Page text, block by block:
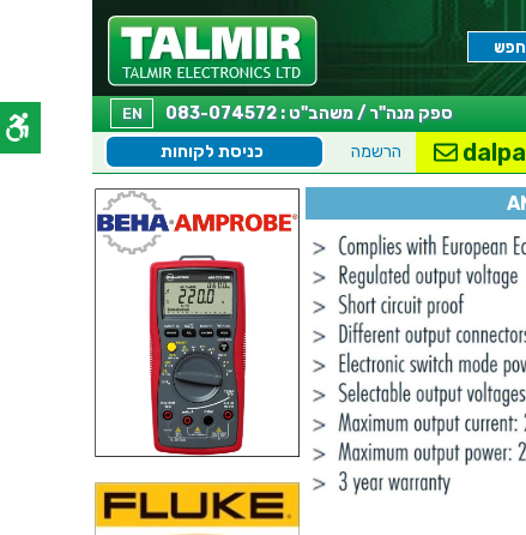
EN
ספק מנה"ר / משהב"ט : 083-074572
כניסת לקוחות הרשמה